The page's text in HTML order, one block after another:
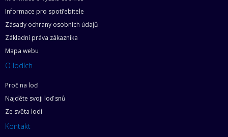
Informace pro spotřebitele
Zásady ochrany osobních údajů
Základní práva zákazníka
Mapa webu
O lodích
Proč na loď
Najděte svoji loď snů
Ze světa lodí
Kontakt